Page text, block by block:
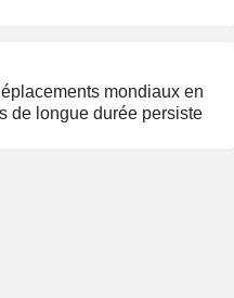
mondiaux en
de longue durée persiste